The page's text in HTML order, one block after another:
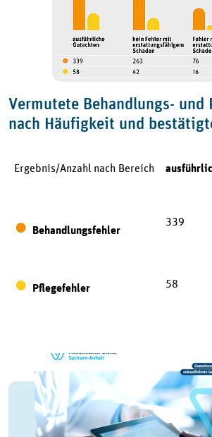
Vermutete Behandlungs- und
nach Häufigkeit und
Ergebnis/Anzahl nach Bereich
● Behandlungsfehler
339
● Pflegefehler 58